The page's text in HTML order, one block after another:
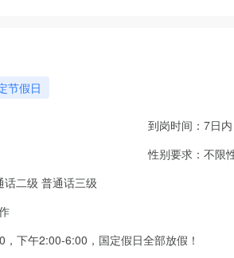
节假日
到岗时间：7日内
性别要求：不限
话二级 普通话三级
下午2:00-6:00，国定假日全部放假！